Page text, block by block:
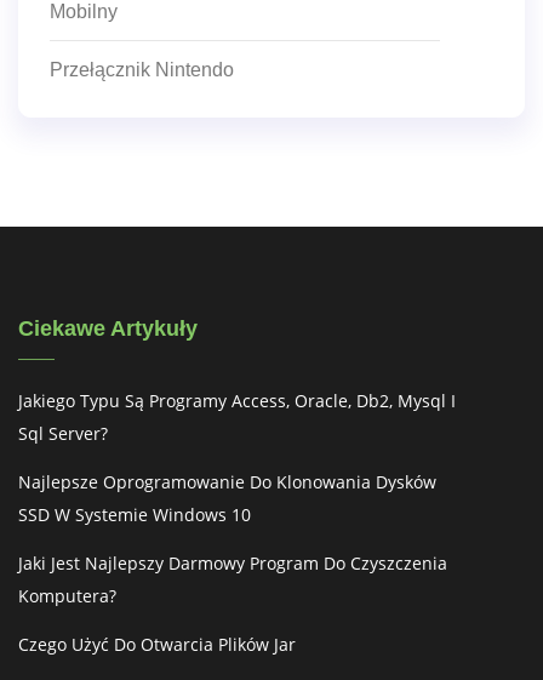
Mobilny
Przełącznik Nintendo
Ciekawe Artykuły
Jakiego Typu Są Programy Access, Oracle, Db2, Mysql I
Sql Server?
Najlepsze Oprogramowanie Do Klonowania Dysków
SSD W Systemie Windows 10
Jaki Jest Najlepszy Darmowy Program Do Czyszczenia
Komputera?
Czego Użyć Do Otwarcia Plików Jar